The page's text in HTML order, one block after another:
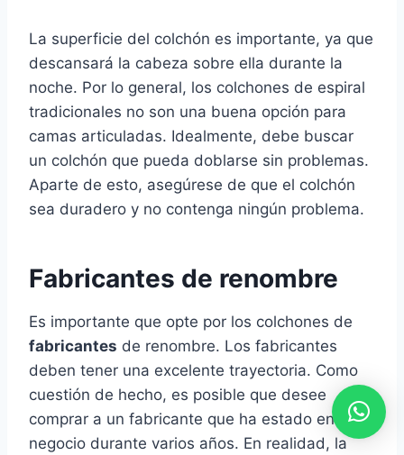
La superficie del colchón es importante, ya que
descansará la cabeza sobre ella durante la
noche. Por lo general, los colchones de espiral
tradicionales no son una buena opción para
camas articuladas. Idealmente, debe buscar
un colchón que pueda doblarse sin problemas.
Aparte de esto, asegúrese de que el colchón
sea duradero y no contenga ningún problema.
Fabricantes de renombre
Es importante que opte por los colchones de
fabricantes de renombre. Los fabricantes
deben tener una excelente trayectoria. Como
cuestión de hecho, es posible que desee
comprar a un fabricante que ha estado en el
negocio durante varios años. En realidad, la